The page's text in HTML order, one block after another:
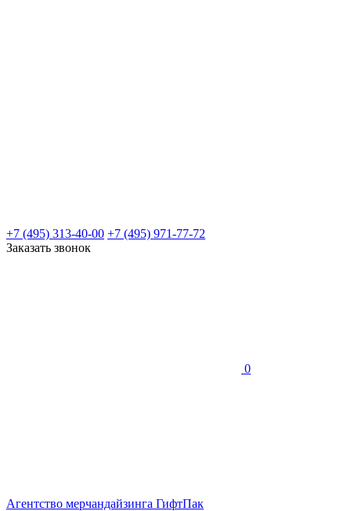
+7 (495) 313-40-00 +7 (495) 971-77-72
Заказать звонок
0
Агентство мерчандайзинга ГифтПак